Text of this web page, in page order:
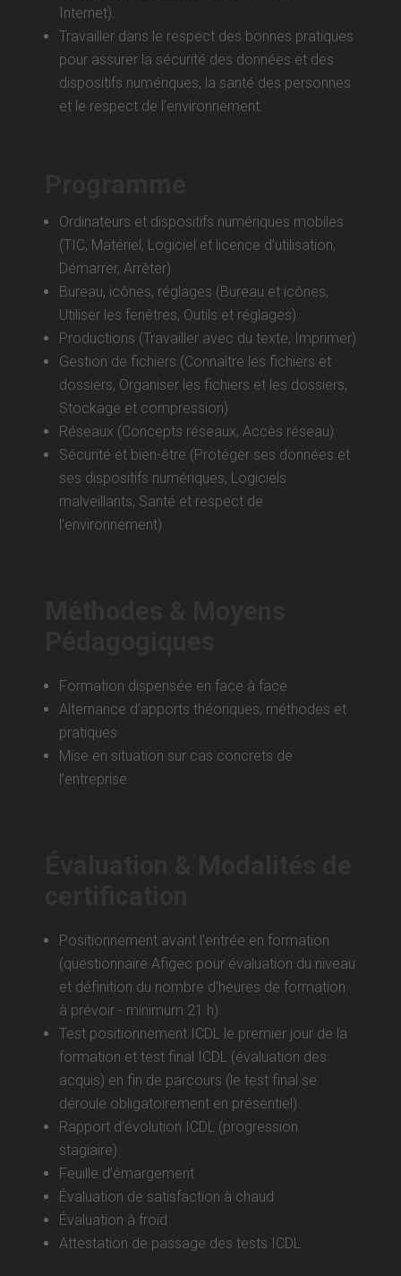
Internet).
Travailler dans le respect des bonnes pratiques
pour assurer la sécurité des données et des
dispositifs numériques, la santé des personnes
et le respect de l'environnement.
Ordinateurs et dispositifs numériques mobiles
(TIC, Matériel, Logiciel et licence d’utilisation,
Démarrer, Arrêter)
Bureau, icônes, réglages (Bureau et icônes,
Utiliser les fenêtres, Outils et réglages)
Productions (Travailler avec du texte, Imprimer)
Gestion de fichiers (Connaître les fichiers et
dossiers, Organiser les fichiers et les dossiers,
Stockage et compression)
Réseaux (Concepts réseaux, Accès réseau)
Sécurité et bien-être (Protéger ses données et
ses dispositifs numériques, Logiciels
malveillants, Santé et respect de
l’environnement)
Formation dispensée en face à face
Alternance d’apports théoriques, méthodes et
pratiques
Mise en situation sur cas concrets de
l’entreprise
Positionnement avant l’entrée en formation
(questionnaire Afigec pour évaluation du niveau
et définition du nombre d'heures de formation
à prévoir - minimum 21 h)
Test positionnement ICDL le premier jour de la
formation et test final ICDL (évaluation des
acquis) en fin de parcours (le test final se
déroule obligatoirement en présentiel)
Rapport d’évolution ICDL (progression
stagiaire)
Feuille d’émargement
Évaluation de satisfaction à chaud
Évaluation à froid
Attestation de passage des tests ICDL